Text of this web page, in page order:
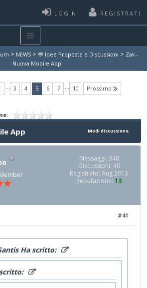
LOGIN REGISTRATI
> NEWS > 💬 Idee Proposte e Discussioni > Zak -
Nuova Mobile App
… 3 4 5(current)
6 7 … 10 Prossimo
Modi discussione
App
Messaggi: 348
Discussioni: 40
Registrato: Aug 2013
Reputazione: 13
#41
Ha scritto: